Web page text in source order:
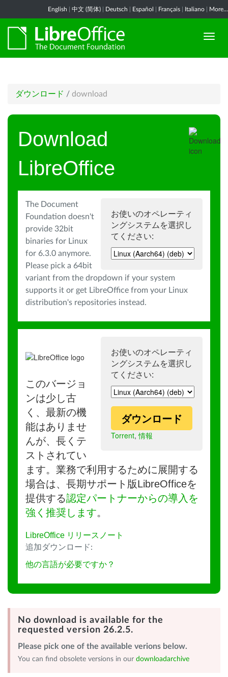
English 中文 (简体) Deutsch Español Français Italiano More...
ダウンロード / download
Download
LibreOffice
お使いのオペレーティ
ングシステムを選択し
てください:
The Document
Foundation doesn't
provide 32bit
binaries for Linux
for 6.3.0 anymore.
Please pick a 64bit
variant from the dropdown if your system
supports it or get LibreOffice from your Linux
distribution's repositories instead.
お使いのオペレーティ
ングシステムを選択し
てください:
ダウンロード
Torrent,情報
このバージョ
ンは少し古
く、最新の機
能はありませ
んが、長くテ
ストされてい
ます。業務で利用するために展開する
場合は、長期サポート版LibreOfficeを
提供する認定パートナーからの導入を
強く推奨します。
LibreOffice リリースノート
追加ダウンロード:
他の言語が必要ですか？
No download is available for the
requested version 26.2.5.
Please pick one of the available verions below.
You can find obsolete versions in our downloadarchive